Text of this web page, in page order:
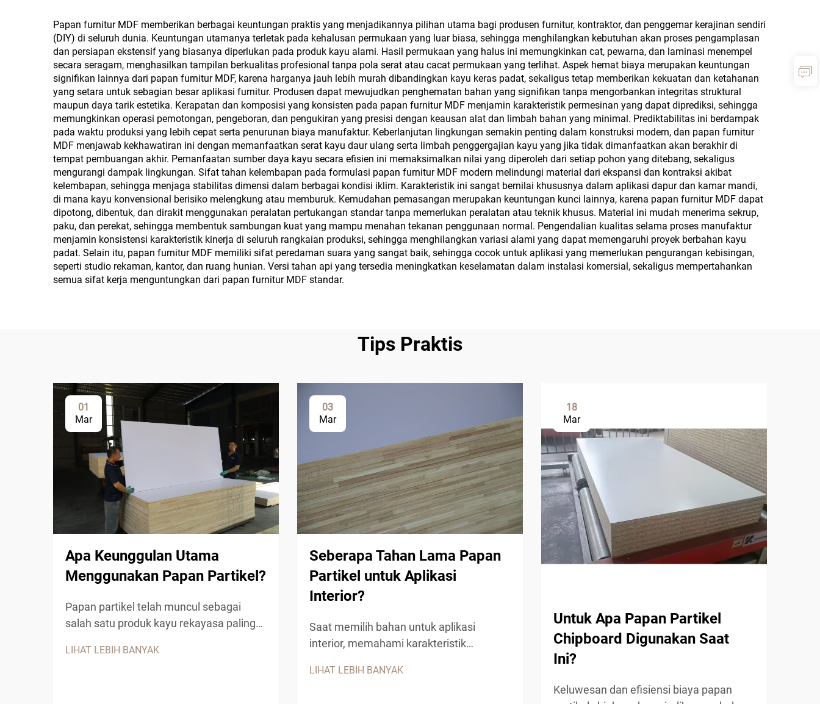
serat tanaman lainnya,
digunakan sebagai
papan dapur, papan
furnitur, dan juga papan
kemasan
Mengilap Tinggi dan
Doff untuk Kabinet
Papan furnitur MDF memberikan berbagai keuntungan praktis yang menjadikannya pilihan utama bagi produsen furnitur, kontraktor, dan penggemar kerajinan sendiri
(DIY) di seluruh dunia. Keuntungan utamanya terletak pada kehalusan permukaan yang luar biasa, sehingga menghilangkan kebutuhan akan proses pengamplasan
dan persiapan ekstensif yang biasanya diperlukan pada produk kayu alami. Hasil permukaan yang halus ini memungkinkan cat, pewarna, dan laminasi menempel
secara seragam, menghasilkan tampilan berkualitas profesional tanpa pola serat atau cacat permukaan yang terlihat. Aspek hemat biaya merupakan keuntungan
signifikan lainnya dari papan furnitur MDF, karena harganya jauh lebih murah dibandingkan kayu keras padat, sekaligus tetap memberikan kekuatan dan ketahanan
yang setara untuk sebagian besar aplikasi furnitur. Produsen dapat mewujudkan penghematan bahan yang signifikan tanpa mengorbankan integritas struktural
maupun daya tarik estetika. Kerapatan dan komposisi yang konsisten pada papan furnitur MDF menjamin karakteristik permesinan yang dapat diprediksi, sehingga
memungkinkan operasi pemotongan, pengeboran, dan pengukiran yang presisi dengan keausan alat dan limbah bahan yang minimal. Prediktabilitas ini berdampak
pada waktu produksi yang lebih cepat serta penurunan biaya manufaktur. Keberlanjutan lingkungan semakin penting dalam konstruksi modern, dan papan furnitur
MDF menjawab kekhawatiran ini dengan memanfaatkan serat kayu daur ulang serta limbah penggergajian kayu yang jika tidak dimanfaatkan akan berakhir di
tempat pembuangan akhir. Pemanfaatan sumber daya kayu secara efisien ini memaksimalkan nilai yang diperoleh dari setiap pohon yang ditebang, sekaligus
mengurangi dampak lingkungan. Sifat tahan kelembapan pada formulasi papan furnitur MDF modern melindungi material dari ekspansi dan kontraksi akibat
kelembapan, sehingga menjaga stabilitas dimensi dalam berbagai kondisi iklim. Karakteristik ini sangat bernilai khususnya dalam aplikasi dapur dan kamar mandi,
di mana kayu konvensional berisiko melengkung atau memburuk. Kemudahan pemasangan merupakan keuntungan kunci lainnya, karena papan furnitur MDF dapat
dipotong, dibentuk, dan dirakit menggunakan peralatan pertukangan standar tanpa memerlukan peralatan atau teknik khusus. Material ini mudah menerima sekrup,
paku, dan perekat, sehingga membentuk sambungan kuat yang mampu menahan tekanan penggunaan normal. Pengendalian kualitas selama proses manufaktur
menjamin konsistensi karakteristik kinerja di seluruh rangkaian produksi, sehingga menghilangkan variasi alami yang dapat memengaruhi proyek berbahan kayu
padat. Selain itu, papan furnitur MDF memiliki sifat peredaman suara yang sangat baik, sehingga cocok untuk aplikasi yang memerlukan pengurangan kebisingan,
seperti studio rekaman, kantor, dan ruang hunian. Versi tahan api yang tersedia meningkatkan keselamatan dalam instalasi komersial, sekaligus mempertahankan
semua sifat kerja menguntungkan dari papan furnitur MDF standar.
Tips Praktis
01
Mar
Apa Keunggulan Utama
Menggunakan Papan Partikel?
Papan partikel telah muncul sebagai
salah satu produk kayu rekayasa paling
konstruksi modern dan manufaktur
LIHAT LEBIH BANYAK
03
Mar
Seberapa Tahan Lama Papan
Partikel untuk Aplikasi
Interior?
Saat memilih bahan untuk aplikasi
interior, memahami karakteristik
penting guna pengambilan keputusan
LIHAT LEBIH BANYAK
18
Mar
Untuk Apa Papan Partikel
Chipboard Digunakan Saat
Ini?
Keluwesan dan efisiensi biaya papan